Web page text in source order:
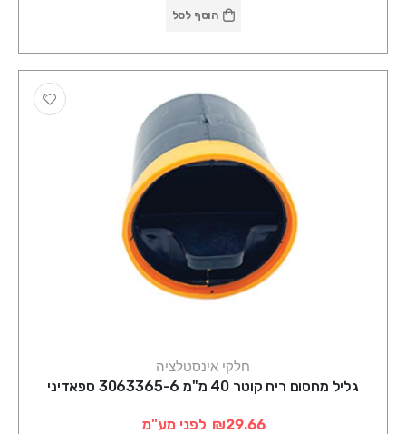
הוסף לסל
חלקי אינסטלציה
גליל מחסום ריח קוטר 40 מ"מ 3063365-6 ספאדיני
₪29.66 לפני מע"מ